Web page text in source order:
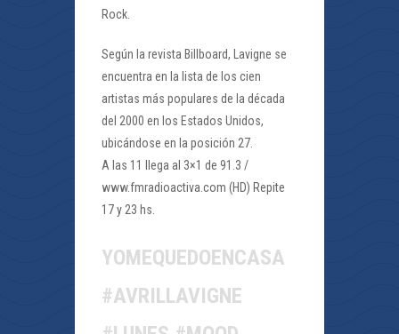
Rock.
Según la revista Billboard, Lavigne se
encuentra en la lista de los cien
artistas más populares de la década
del 2000 en los Estados Unidos,
ubicándose en la posición 27.
A las 11 llega al 3×1 de 91.3 /
www.fmradioactiva.com (HD) Repite
17 y 23 hs.
YOMEQUEDOENCASA
#AVRILLAVIGNE